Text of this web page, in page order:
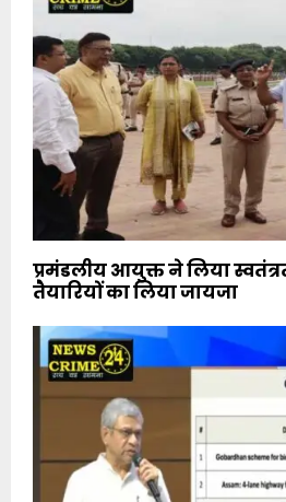
प्रमंडलीय आयुक्त ने लिया
तैयारियों का लिया जायजा